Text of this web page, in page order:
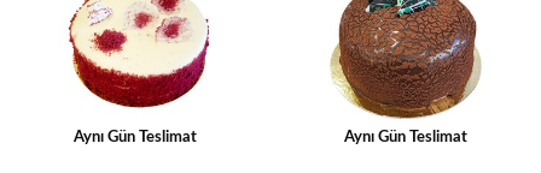
Aynı Gün Teslimat Aynı Gün Teslimat